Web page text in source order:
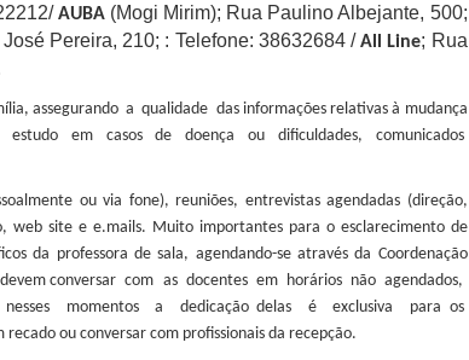
AUBA (Mogi Mirim); Rua Paulino Albejante, 500;
Pereira, 210; : Telefone: 38632684 /All Line; Rua
assegurando a qualidade das informações relativas à mudança
estudo em casos de doença ou dificuldades, comunicados
ou via fone), reuniões, entrevistas agendadas (direção,
web site e e.mails. Muito importantes para o esclarecimento de
da professora de sala, agendando-se através da Coordenação
devem conversar com as docentes em horários não agendados,
momentos a dedicação delas é exclusiva para os
ou conversar com profissionais da recepção.